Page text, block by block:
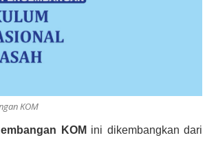
KOM
KOM ini dikembangkan dari